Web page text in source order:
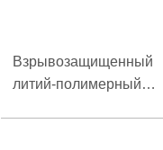
Взрывозащищенный
литий-полимерный